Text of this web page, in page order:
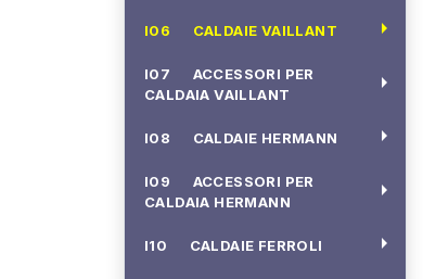
I06 CALDAIE VAILLANT arrow_right
I07 ACCESSORI PER
CALDAIA VAILLANT
arrow_right
I08 CALDAIE HERMANN arrow_right
I09 ACCESSORI PER
CALDAIA HERMANN
arrow_right
I10 CALDAIE FERROLI arrow_right